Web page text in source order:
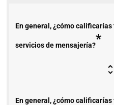
En general, ¿cómo
servicios de mensajería?*
En general, ¿cómo